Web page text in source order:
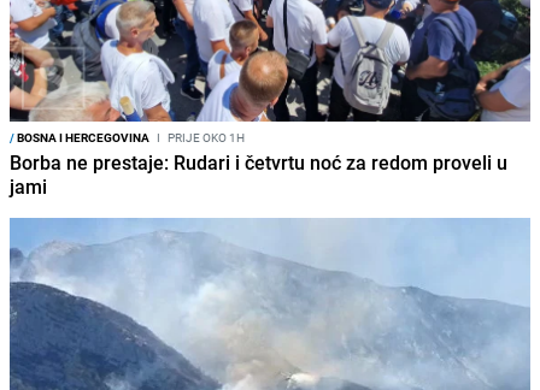
/BOSNA I HERCEGOVINA I PRIJE OKO 1H
Borba ne prestaje: Rudari i četvrtu noć za redom proveli u
jami